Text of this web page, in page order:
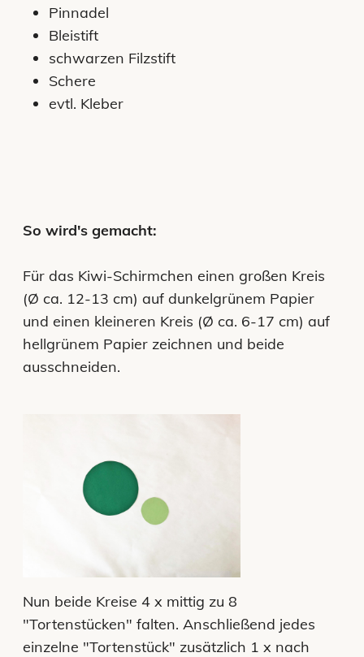
Pinnadel
Bleistift
schwarzen Filzstift
Schere
evtl. Kleber
So wird's gemacht:
Für das Kiwi-Schirmchen einen großen Kreis
(Ø ca. 12-13 cm) auf dunkelgrünem Papier
und einen kleineren Kreis (Ø ca. 6-17 cm) auf
hellgrünem Papier zeichnen und beide
ausschneiden.
Nun beide Kreise 4 x mittig zu 8
"Tortenstücken" falten. Anschließend jedes
einzelne "Tortenstück" zusätzlich 1 x nach